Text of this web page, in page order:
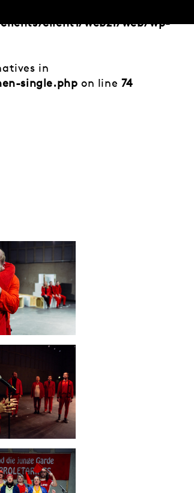
client1/web21/web/wp-
in
single.php on line 74